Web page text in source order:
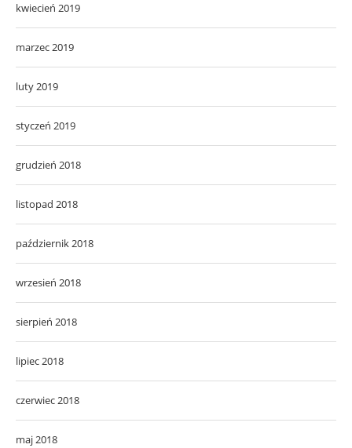
kwiecień 2019
marzec 2019
luty 2019
styczeń 2019
grudzień 2018
listopad 2018
październik 2018
wrzesień 2018
sierpień 2018
lipiec 2018
czerwiec 2018
maj 2018